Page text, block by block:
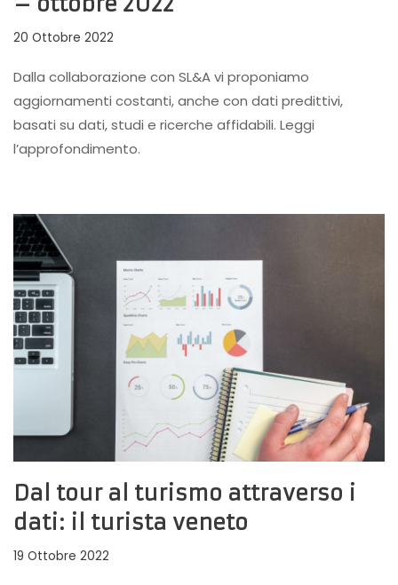
20 Ottobre 2022
Dalla collaborazione con SL&A vi proponiamo
aggiornamenti costanti, anche con dati predittivi,
basati su dati, studi e ricerche affidabili. Leggi
l’approfondimento.
Dal tour al turismo attraverso i
dati: il turista veneto
19 Ottobre 2022